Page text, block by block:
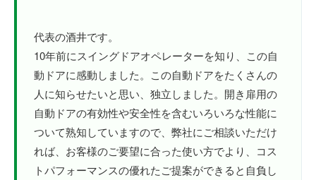
代表の酒井です。
10年前にスイングドアオペレーターを知り、この自
動ドアに感動しました。この自動ドアをたくさんの
人に知らせたいと思い、独立しました。開き扉用の
自動ドアの有効性や安全性を含むいろいろな性能に
ついて熟知していますので、弊社にご相談いただけ
れば、お客様のご要望に合った使い方でより、コス
トパフォーマンスの優れたご提案ができると自負し